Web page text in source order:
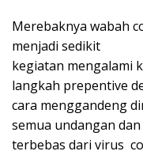
Merebaknya wabah
menjadi sedikit
kegiatan mengalami
langkah prepentive
cara menggandeng
semua undangan
terbebas dari virus